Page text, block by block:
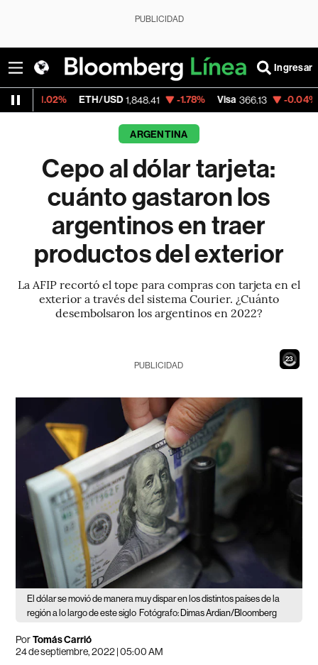
PUBLICIDAD
Ingresar
ETH/USD 1,848.41 -1.78% Visa 366.13 -0.04%
ARGENTINA
Cepo al dólar tarjeta:
cuánto gastaron los
argentinos en traer
productos del exterior
La AFIP recortó el tope para compras con tarjeta en el
exterior a través del sistema Courier. ¿Cuánto
desembolsaron los argentinos en 2022?
21
PUBLICIDAD
El dólar se movió de manera muy dispar en los distintos países de la
región a lo largo de este siglo Fotógrafo: Dimas Ardian/Bloomberg
PorTomás Carrió
24 de septiembre, 2022 | 05:00 AM